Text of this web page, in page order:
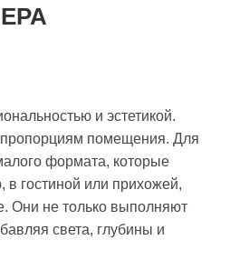
и эстетикой.
пропорциям помещения. Для
формата, которые
в гостиной или прихожей,
Они не только выполняют
света, глубины и